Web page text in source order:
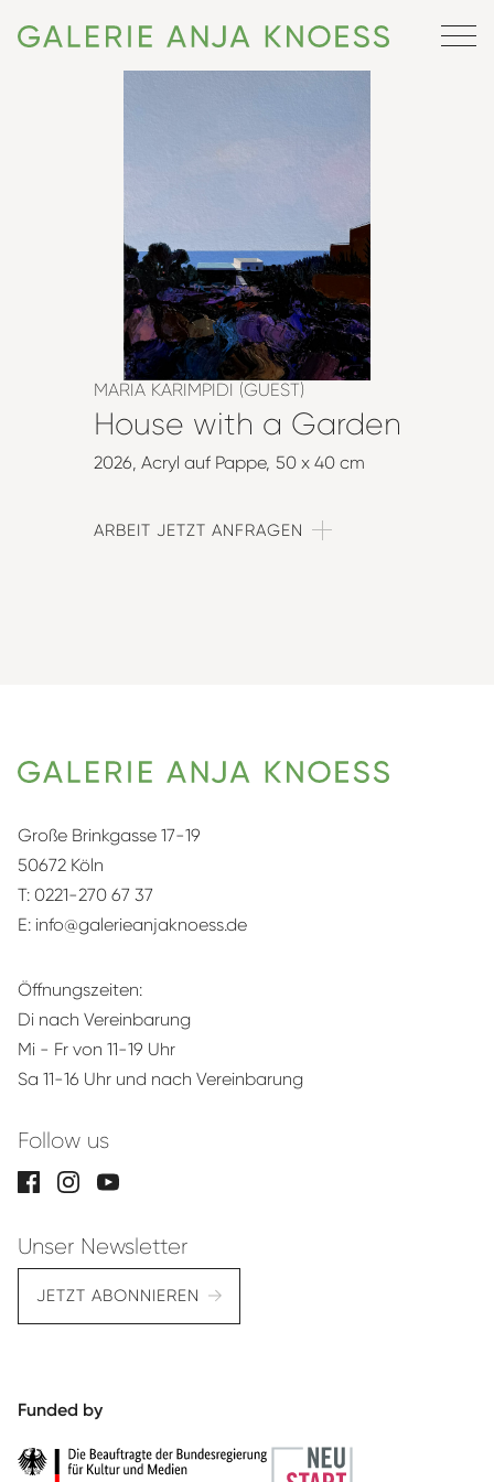
MARIA KARIMPIDI (GUEST)
House with a Garden
2026 Acryl auf Pappe 50 x 40 cm
ARBEIT JETZT ANFRAGEN
Große Brinkgasse 17-19
50672 Köln
T: 0221-270 67 37
E: info@galerieanjaknoess.de
Öffnungszeiten:
Di nach Vereinbarung
Mi - Fr von 11-19 Uhr
Sa 11-16 Uhr und nach Vereinbarung
Follow us
Unser Newsletter
JETZT ABONNIEREN
Funded by